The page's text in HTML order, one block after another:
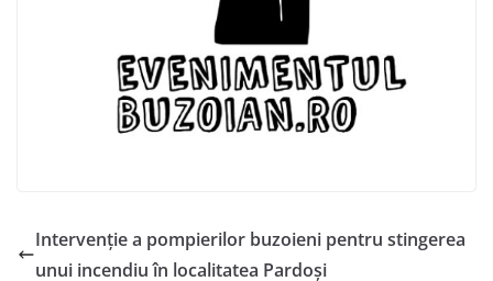
Intervenție a pompierilor buzoieni pentru stingerea
unui incendiu în localitatea Pardoși